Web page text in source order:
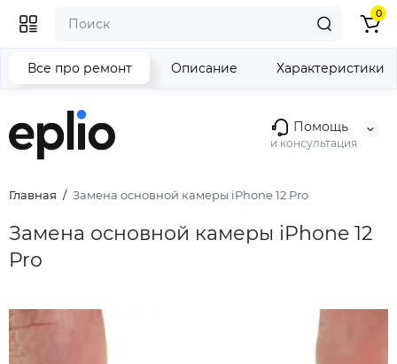
Помощь
и консультация
0
Главная Замена основной камеры iPhone 12 Pro
Замена основной камеры iPhone 12
Pro
Все про ремонт Описание Характеристики